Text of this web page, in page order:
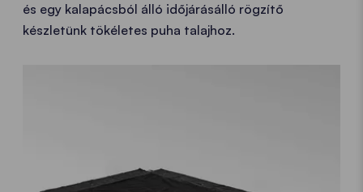
és egy kalapácsból álló időjárásálló rögzítő
készletünk tökéletes puha talajhoz.